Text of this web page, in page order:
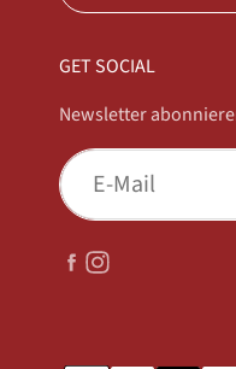
GET SOCIAL
Newsletter